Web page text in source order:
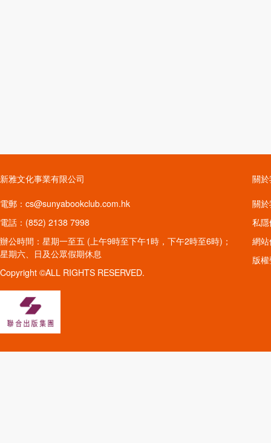
新雅文化事業有限公司
電郵：cs@sunyabookclub.com.hk
電話：(852) 2138 7998
辦公時間：星期一至五 (上午9時至下午1時，下午2時至6時)；
星期六、日及公眾假期休息
Copyright ©ALL RIGHTS RESERVED.
關
關
私
網
版